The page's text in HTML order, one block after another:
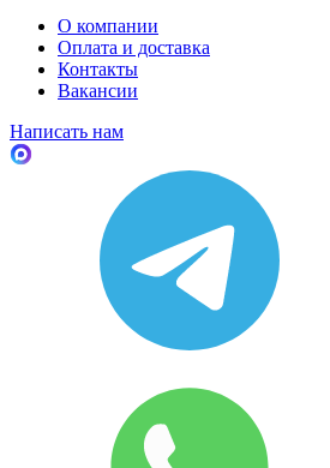
О компании
Оплата и доставка
Контакты
Вакансии
Написать нам